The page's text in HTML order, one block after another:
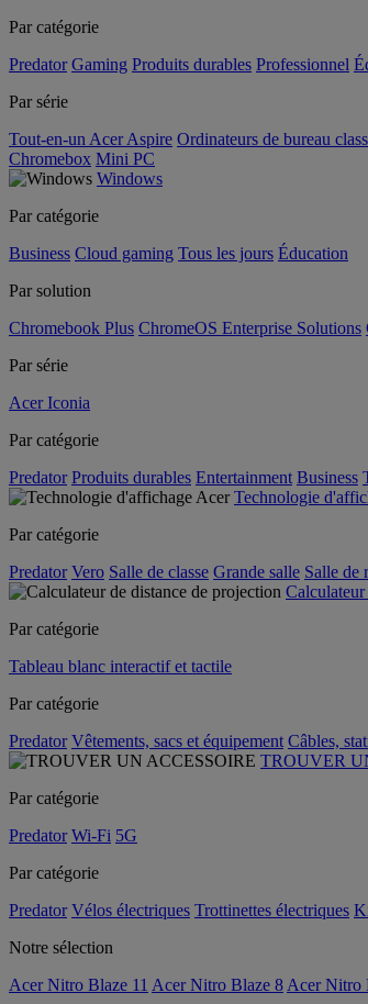
Par catégorie
Predator Gaming Produits durables Professionnel
Par série
Tout-en-un Acer Aspire Ordinateurs de bureau
Chromebox Mini PC
Windows
Par catégorie
Business Cloud gaming Tous les jours Éducation
Par solution
Chromebook Plus ChromeOS Enterprise Solutions
Par série
Acer Iconia
Par catégorie
Predator Produits durables Entertainment Business
Technologie
Par catégorie
Predator Vero Salle de classe Grande salle Salle de
Par catégorie
Tableau blanc interactif et tactile
Par catégorie
Predator Vêtements, sacs et équipement Câbles,
TROUVER
Par catégorie
Predator Wi-Fi 5G
Par catégorie
Predator Vélos électriques Trottinettes électriques
Notre sélection
Acer Nitro Blaze 11 Acer Nitro Blaze 8 Acer Nitro